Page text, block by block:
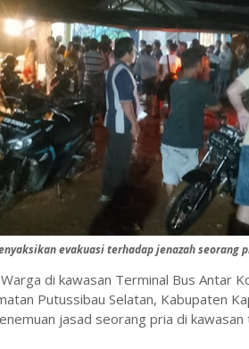
evakuasi terhadap jenazah seorang
di kawasan Terminal Bus Antar
Putussibau Selatan, Kabupaten
jasad seorang pria di